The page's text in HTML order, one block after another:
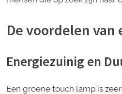
De voordelen
Energiezuinig en
Een groene touch lamp is